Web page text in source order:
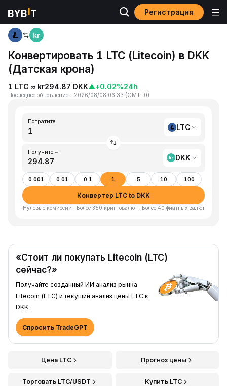
Регистрация
Главная
Конвертировать 1 LTC (Litecoin) в DKK
(Датская крона)
1 LTC ≈ kr294.87 DKK▲+0.02%24h
Последнее обновление ： 2026/08/08 06:33 (GMT+0)
Потратите
LTC
Получите ~
DKK
0.001 0.01 0.1 1 5 10 100
Конвертер LTC to DKK
Нулевые комиссии · Более 350 криптовалют · Более 40 фиатных валют
«Стоит ли покупать Litecoin (LTC)
сейчас?»
Получайте созданный ИИ анализ рынка
Litecoin (LTC) и текущий анализ цены LTC к
DKK.
Спросить TradeGPT
Цена LTC Прогноз цены
Торговать LTC/USDT Купить LTC